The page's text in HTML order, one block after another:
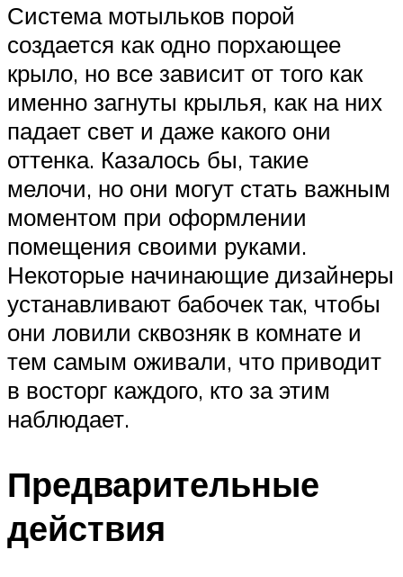
Система мотыльков порой
создается как одно порхающее
крыло, но все зависит от того как
именно загнуты крылья, как на них
падает свет и даже какого они
оттенка. Казалось бы, такие
мелочи, но они могут стать важным
моментом при оформлении
помещения своими руками.
Некоторые начинающие дизайнеры
устанавливают бабочек так, чтобы
они ловили сквозняк в комнате и
тем самым оживали, что приводит
в восторг каждого, кто за этим
наблюдает.
Предварительные
действия